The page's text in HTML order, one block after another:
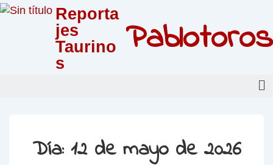
Reporta
jes
Taurino
s
Pablotoros
Día: 12 de mayo de 2026